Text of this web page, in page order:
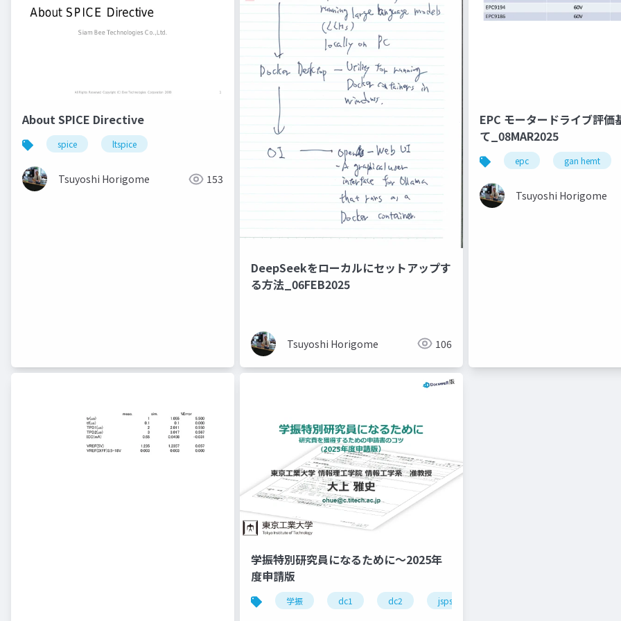
About SPICE Directive
spice ltspice
Tsuyoshi Horigome 153
DeepSeekをローカルにセットアップす
る方法_06FEB2025
Tsuyoshi Horigome 106
EPC モータードライブ評価
て_08MAR2025
epc gan hemt
Tsuyoshi Horigome
学振特別研究員になるために～2025年
度申請版
学振 dc1 dc2 jsps